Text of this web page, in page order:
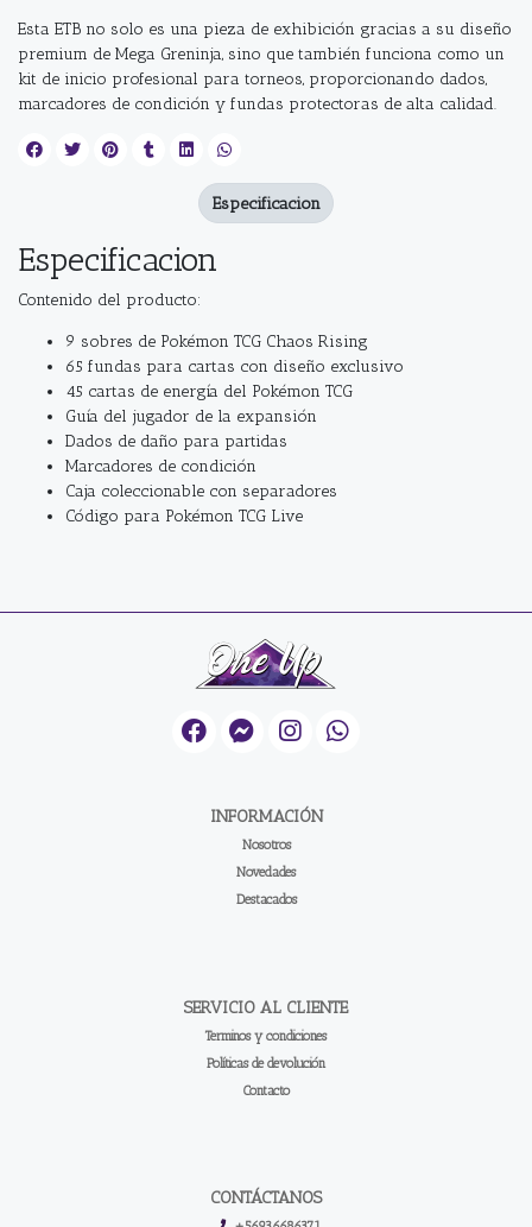
Esta ETB no solo es una pieza de exhibición gracias a su diseño
premium de Mega Greninja, sino que también funciona como un
kit de inicio profesional para torneos, proporcionando dados,
marcadores de condición y fundas protectoras de alta calidad.
Especificacion
Contenido del producto:
9 sobres de Pokémon TCG Chaos Rising
65 fundas para cartas con diseño exclusivo
45 cartas de energía del Pokémon TCG
Guía del jugador de la expansión
Dados de daño para partidas
Marcadores de condición
Caja coleccionable con separadores
Código para Pokémon TCG Live
Especificacion
INFORMACIÓN
Nosotros
Novedades
Destacados
SERVICIO AL CLIENTE
Terminos y condiciones
Políticas de devolución
Contacto
CONTÁCTANOS